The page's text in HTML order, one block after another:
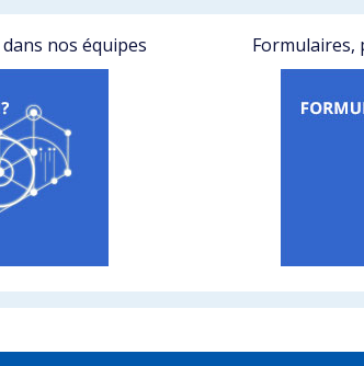
nos équipes Formulaires,